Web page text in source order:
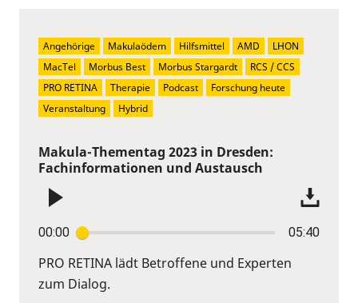
Makula-Thementag 2023 in Dresden:
Fachinformationen und Austausch
00:00 05:40
PRO RETINA lädt Betroffene und Experten
zum Dialog.
Angehörige Makulaödem Hilfsmittel AMD
LHON
MacTel
Morbus Best Morbus Stargardt
RCS / CCS
PRO RETINA
Therapie Podcast
Forschung heute
Veranstaltung
Hybrid